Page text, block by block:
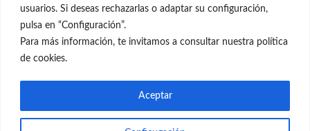
usuarios. Si deseas rechazarlas o adaptar su configuración,
pulsa en “Configuración”.
Para más información, te invitamos a consultar nuestra política
de cookies.
Aceptar
Política de Privacidad
Política de Cookies